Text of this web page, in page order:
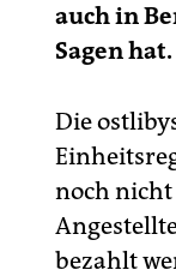
auch in
Sagen hat.
Die
noch
bezahlt